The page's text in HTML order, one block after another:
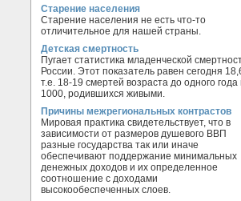
Старение населения
Старение населения не есть что-то
отличительное для нашей страны.
Детская смертность
Пугает статистика младенческой
России. Этот показатель равен сегодня
т.е. 18-19 смертей возраста до одного года
1000, родившихся живыми.
Причины межрегиональных контрастов
Мировая практика свидетельствует, что в
зависимости от размеров душевого ВВП
разные государства так или иначе
обеспечивают поддержание минимальных
денежных доходов и их определенное
соотношение с доходами
высокообеспеченных слоев.